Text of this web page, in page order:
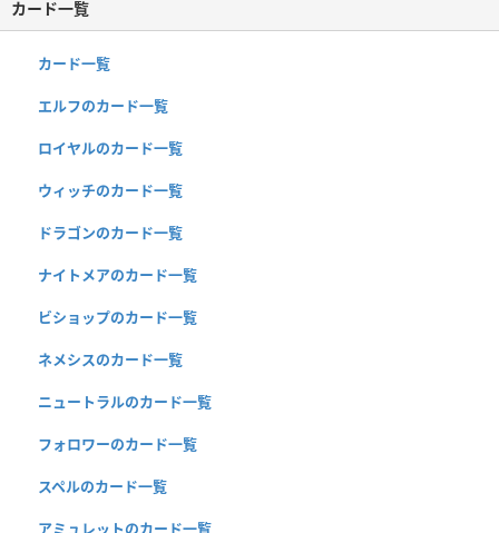
カード一覧
カード一覧
エルフのカード一覧
ロイヤルのカード一覧
ウィッチのカード一覧
ドラゴンのカード一覧
ナイトメアのカード一覧
ビショップのカード一覧
ネメシスのカード一覧
ニュートラルのカード一覧
フォロワーのカード一覧
スペルのカード一覧
アミュレットのカード一覧